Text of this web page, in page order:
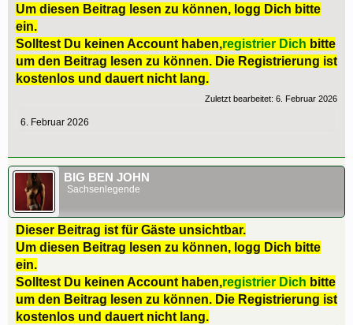
Um diesen Beitrag lesen zu können, logg Dich bitte
ein.
Solltest Du keinen Account haben,registrier Dich bitte
um den Beitrag lesen zu können. Die Registrierung ist
kostenlos und dauert nicht lang.
Zuletzt bearbeitet: 6. Februar 2026
6. Februar 2026
BIG BEN JOHN
Sachsenlegende
Dieser Beitrag ist für Gäste unsichtbar.
Um diesen Beitrag lesen zu können, logg Dich bitte
ein.
Solltest Du keinen Account haben,registrier Dich bitte
um den Beitrag lesen zu können. Die Registrierung ist
kostenlos und dauert nicht lang.